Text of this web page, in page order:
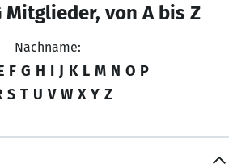
Mitglieder, von A bis Z
Nachname:
F G H I J K L M N O P
S T U V W X Y Z